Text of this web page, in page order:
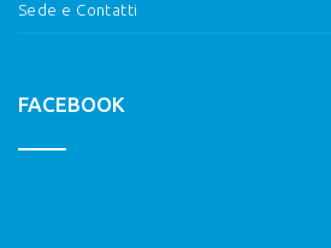
Sede e Contatti
FACEBOOK